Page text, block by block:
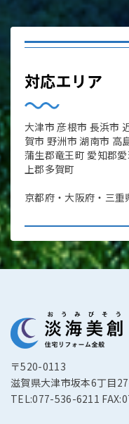
対応エリア
大津市 彦根市 長浜市
賀市 野洲市 湖南市 高
蒲生郡竜王町 愛知郡
上郡多賀町
京都府・大阪府・三
〒520-0113
滋賀県大津市坂本6丁目
TEL:077-536-6211